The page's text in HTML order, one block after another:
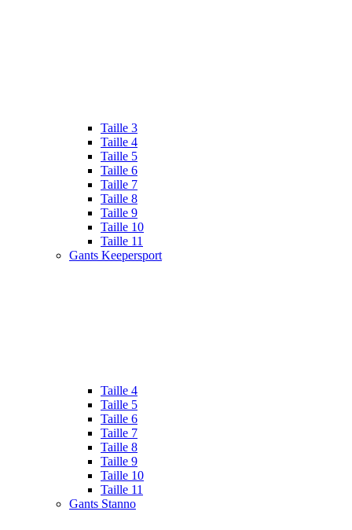
Taille 3
Taille 4
Taille 5
Taille 6
Taille 7
Taille 8
Taille 9
Taille 10
Taille 11
Gants Keepersport
Taille 4
Taille 5
Taille 6
Taille 7
Taille 8
Taille 9
Taille 10
Taille 11
Gants Stanno